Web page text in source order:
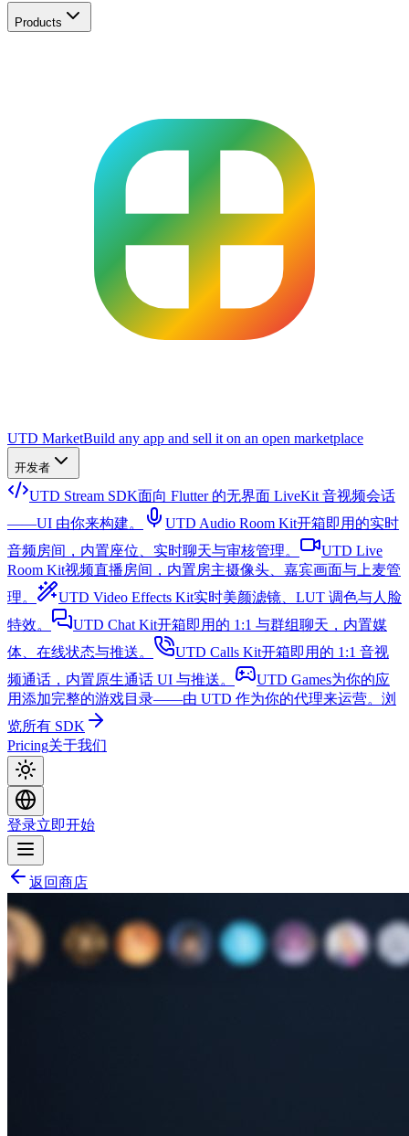
Products
UTD MarketBuild any app and sell it on an open marketplace
开发者
UTD Stream SDK面向 Flutter 的无界面 LiveKit 音视频会话
——UI 由你来构建。
UTD Audio Room Kit开箱即用的实时
音频房间，内置座位、实时聊天与审核管理。
UTD Live
Room Kit视频直播房间，内置房主摄像头、嘉宾画面与上麦管
理。
UTD Video Effects Kit实时美颜滤镜、LUT 调色与人脸
特效。
UTD Chat Kit开箱即用的 1:1 与群组聊天，内置媒
体、在线状态与推送。
UTD Calls Kit开箱即用的 1:1 音视
频通话，内置原生通话 UI 与推送。
UTD Games为你的应
用添加完整的游戏目录——由 UTD 作为你的代理来运营。 浏
览所有 SDK
Pricing关于我们
登录立即开始
返回商店